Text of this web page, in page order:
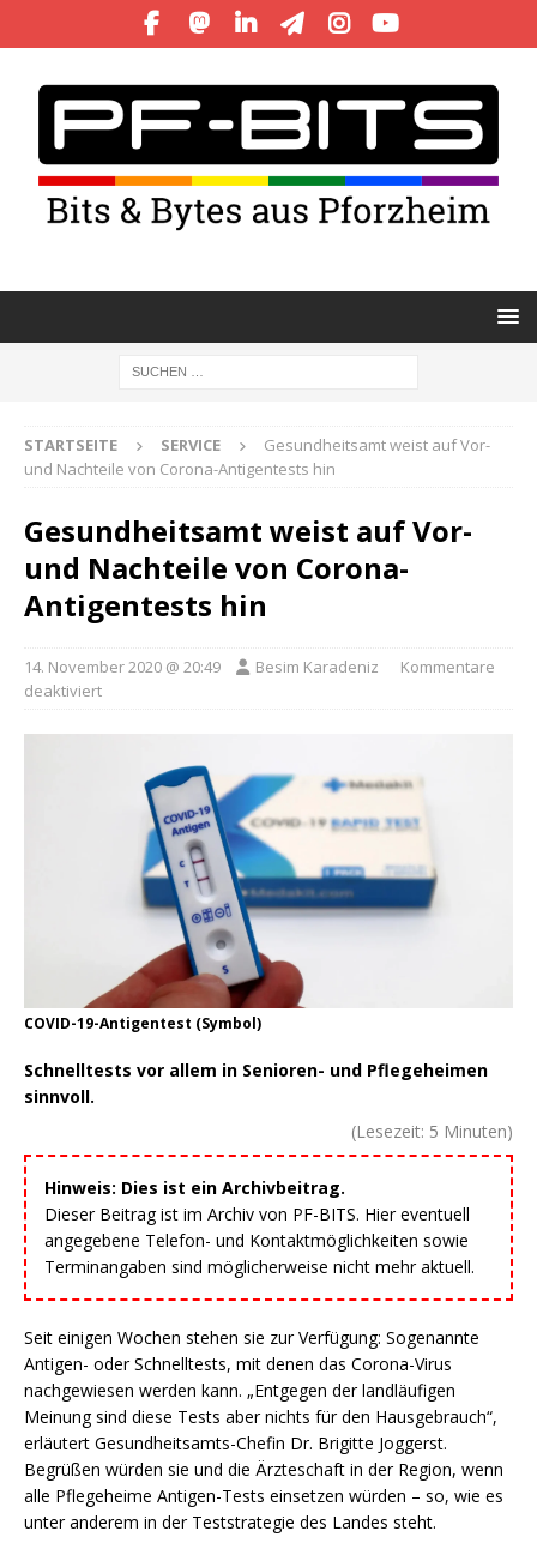
STARTSEITE SERVICE
Gesundheitsamt weist auf Vor-
und Nachteile von Corona-Antigentests hin
Gesundheitsamt weist auf Vor-
und Nachteile von Corona-
Antigentests hin
14. November 2020 @ 20:49 Besim Karadeniz
Kommentare
deaktiviert
COVID-19-Antigentest (Symbol)
Schnelltests vor allem in Senioren- und Pflegeheimen
sinnvoll.
(Lesezeit: 5 Minuten)
Hinweis: Dies ist ein Archivbeitrag.
Dieser Beitrag ist im Archiv von PF-BITS. Hier eventuell
angegebene Telefon- und Kontaktmöglichkeiten sowie
Terminangaben sind möglicherweise nicht mehr aktuell.
Seit einigen Wochen stehen sie zur Verfügung: Sogenannte
Antigen- oder Schnelltests, mit denen das Corona-Virus
nachgewiesen werden kann. „Entgegen der landläufigen
Meinung sind diese Tests aber nichts für den Hausgebrauch“,
erläutert Gesundheitsamts-Chefin Dr. Brigitte Joggerst.
Begrüßen würden sie und die Ärzteschaft in der Region, wenn
alle Pflegeheime Antigen-Tests einsetzen würden – so, wie es
unter anderem in der Teststrategie des Landes steht.